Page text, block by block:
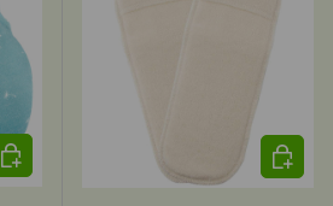
OPTIONEN AUSWÄHLEN